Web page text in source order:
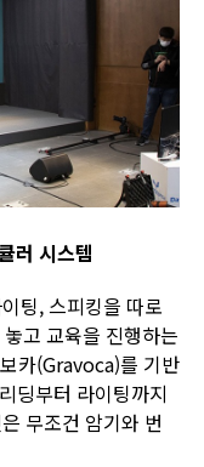
러 시스템
팅, 스피킹을 따로
고 교육을 진행하는
카(Gravoca)를 기반
딩부터 라이팅까지
무조건 암기와 번